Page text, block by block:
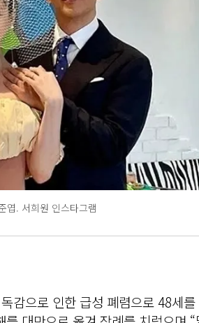
엽. 서희원 인스타그램
감으로 인한 급성 폐렴으로 48세